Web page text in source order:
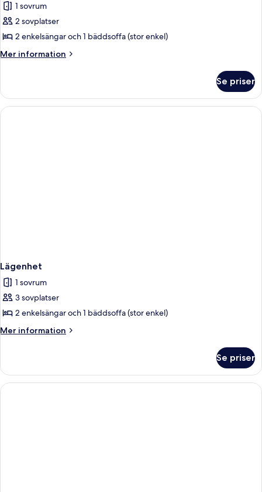
1 sovrum
2 sovplatser
2 enkelsängar och 1 bäddsoffa (stor enkel)
Mer information
Mer
Se priser
Lägenhet
1 sovrum
3 sovplatser
2 enkelsängar och 1 bäddsoffa (stor enkel)
Mer information
Mer
Se priser